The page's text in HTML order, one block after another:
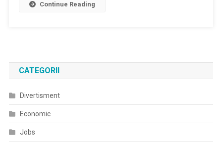
Continue Reading
CATEGORII
Divertisment
Economic
Jobs